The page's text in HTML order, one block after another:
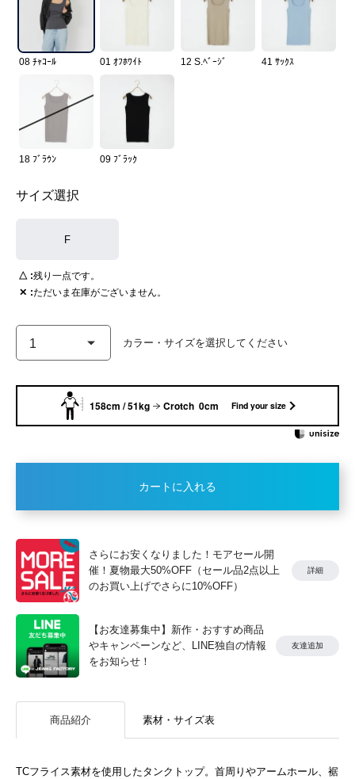
08 ﾁｬｺｰﾙ 01 ｵﾌﾎﾜｲﾄ 12 S.ﾍﾞｰｼﾞ 41 ｻｯｸｽ
18 ﾌﾞﾗｳﾝ 09 ﾌﾞﾗｯｸ
サイズ選択
F
△ 残り一点です。
✕
ただいま在庫がございません。
158cm / 51kg Crotch 0cm Find your size
カートに入れる
さらにお安くなりました！モアセール開
催！夏物最大50%OFF（セール品2点以上
のお買い上げでさらに10%OFF）
詳細
【お友達募集中】新作・おすすめ商品
やキャンペーンなど、LINE独自の情報
をお知らせ！
友達追加
商品紹介 素材・サイズ表
TCフライス素材を使用したタンクトップ。首周りやアームホール、裾